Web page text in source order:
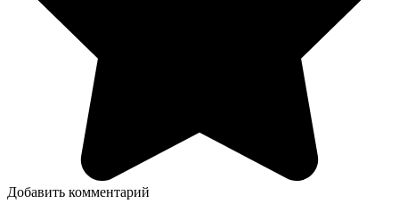
Добавить комментарий